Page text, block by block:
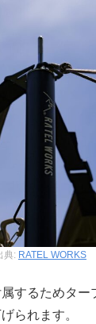
典: RATEL WORKS
するためター
られます。